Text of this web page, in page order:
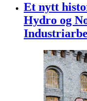
Et nytt
Hydro og